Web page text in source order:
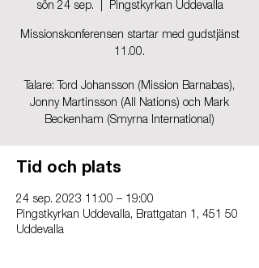
sön 24 sep. Pingstkyrkan Uddevalla
Missionskonferensen startar med gudstjänst
11.00.
Talare: Tord Johansson (Mission Barnabas),
Jonny Martinsson (All Nations) och Mark
Beckenham (Smyrna International)
Tid och plats
24 sep. 2023 11:00 – 19:00
Pingstkyrkan Uddevalla, Brattgatan 1, 451 50
Uddevalla